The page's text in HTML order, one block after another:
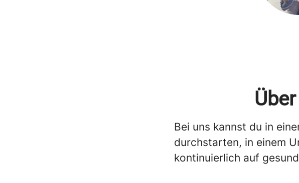
Bei uns kannst du in
durchstarten, in einem
kontinuierlich auf